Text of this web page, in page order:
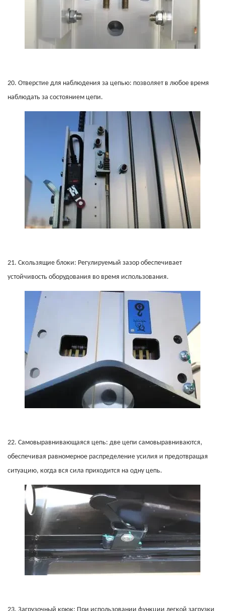
20. Отверстие для наблюдения за цепью: позволяет в любое время
наблюдать за состоянием цепи.
21. Скользящие блоки: Регулируемый зазор обеспечивает
устойчивость оборудования во время использования.
22. Самовыравнивающаяся цепь: две цепи самовыравниваются,
обеспечивая равномерное распределение усилия и предотвращая
ситуацию, когда вся сила приходится на одну цепь.